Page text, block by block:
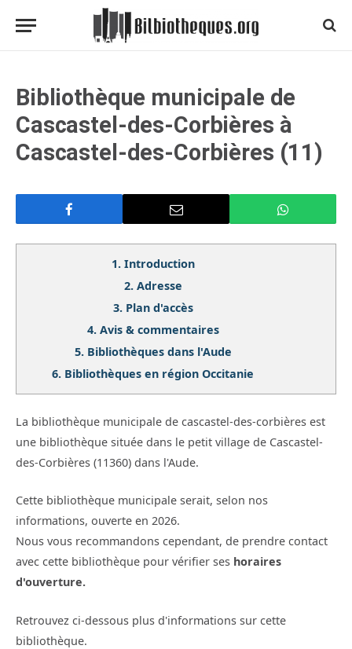
Bibliothèque municipale de
Cascastel-des-Corbières à
Cascastel-des-Corbières (11)
1. Introduction
2. Adresse
3. Plan d'accès
4. Avis & commentaires
5. Bibliothèques dans l'Aude
6. Bibliothèques en région Occitanie
La bibliothèque municipale de cascastel-des-corbières est
une bibliothèque située dans le petit village de Cascastel-
des-Corbières (11360) dans l'Aude.
Cette bibliothèque municipale serait, selon nos
informations, ouverte en 2026.
Nous vous recommandons cependant, de prendre contact
avec cette bibliothèque pour vérifier ses horaires
d'ouverture.
Retrouvez ci-dessous plus d'informations sur cette
bibliothèque.